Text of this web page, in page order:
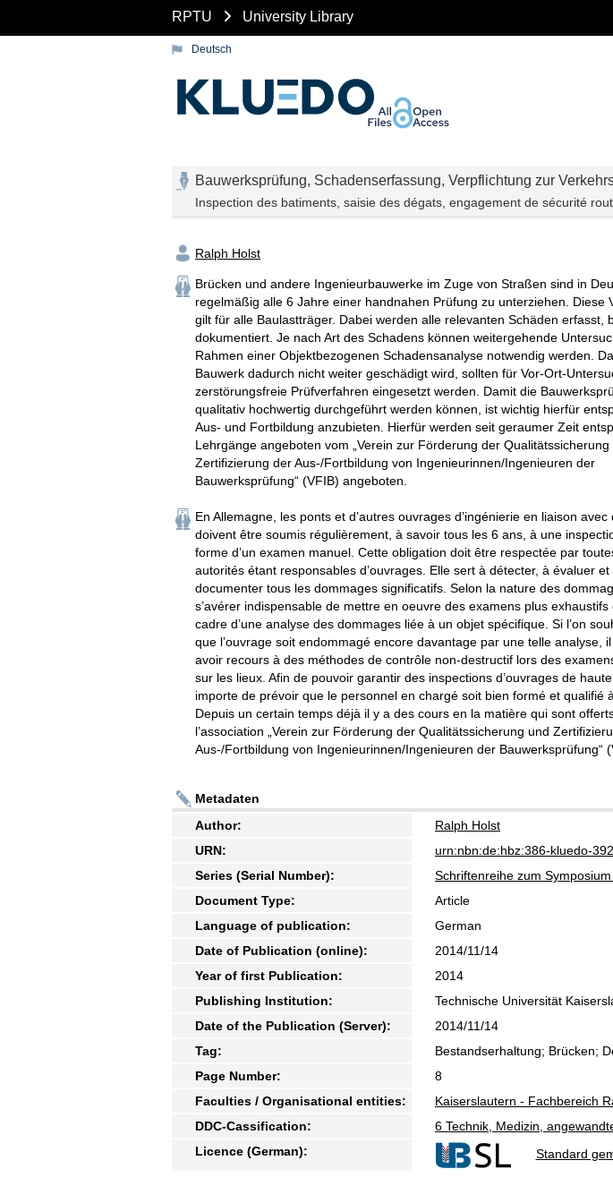
RPTU University Library
Deutsch
Bauwerksprüfung, Schadenserfassung, Verpflichtung zur
Inspection des batiments, saisie des dégats, engagement de sécurité
Ralph Holst
Brücken und andere Ingenieurbauwerke im Zuge von Straßen sind in
regelmäßig alle 6 Jahre einer handnahen Prüfung zu unterziehen. Diese
gilt für alle Baulastträger. Dabei werden alle relevanten Schäden erfasst,
dokumentiert. Je nach Art des Schadens können weitergehende
Rahmen einer Objektbezogenen Schadensanalyse notwendig werden.
Bauwerk dadurch nicht weiter geschädigt wird, sollten für Vor-Ort-
zerstörungsfreie Prüfverfahren eingesetzt werden. Damit die
qualitativ hochwertig durchgeführt werden können, ist wichtig hierfür
Aus- und Fortbildung anzubieten. Hierfür werden seit geraumer Zeit
Lehrgänge angeboten vom „Verein zur Förderung der Qualitätssicherung
Zertifizierung der Aus-/Fortbildung von Ingenieurinnen/Ingenieuren der
Bauwerksprüfung“ (VFIB) angeboten.
En Allemagne, les ponts et d’autres ouvrages d’ingénierie en liaison avec
doivent être soumis régulièrement, à savoir tous les 6 ans, à une
forme d’un examen manuel. Cette obligation doit être respectée par
autorités étant responsables d’ouvrages. Elle sert à détecter, à évaluer et
documenter tous les dommages significatifs. Selon la nature des
s’avérer indispensable de mettre en oeuvre des examens plus exhaustifs
cadre d’une analyse des dommages liée à un objet spécifique. Si l’on
que l’ouvrage soit endommagé encore davantage par une telle analyse,
avoir recours à des méthodes de contrôle non-destructif lors des
sur les lieux. Afin de pouvoir garantir des inspections d’ouvrages de
importe de prévoir que le personnel en chargé soit bien formé et qualifié
Depuis un certain temps déjà il y a des cours en la matière qui sont
l’association „Verein zur Förderung der Qualitätssicherung und
Aus-/Fortbildung von Ingenieurinnen/Ingenieuren der Bauwerksprüfung“
Metadaten
Author:
Ralph Holst
URN:
urn:nbn:de:hbz:386-kluedo-
Series (Serial Number):
Schriftenreihe zum
Document Type:
Article
Language of publication:
German
Date of Publication (online):
2014/11/14
Year of first Publication:
2014
Publishing Institution:
Technische Universität
Date of the Publication (Server):
2014/11/14
Tag:
Bestandserhaltung; Brücken;
Page Number:
8
Faculties / Organisational entities:
Kaiserslautern - Fachbereich
DDC-Cassification:
6 Technik, Medizin,
Licence (German):
Standard